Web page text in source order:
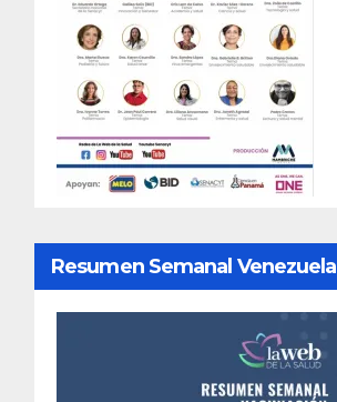
Resumen Semanal Venezuela